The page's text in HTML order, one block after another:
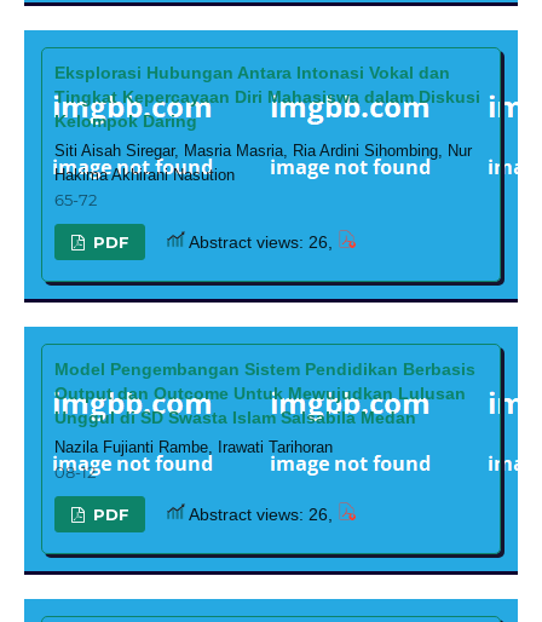
Eksplorasi Hubungan Antara Intonasi Vokal dan
Tingkat Kepercayaan Diri Mahasiswa dalam Diskusi
Kelompok Daring
Siti Aisah Siregar, Masria Masria, Ria Ardini Sihombing, Nur
Hakima Akhirani Nasution
65-72
PDF Abstract views: 26,
Model Pengembangan Sistem Pendidikan Berbasis
Output dan Outcome Untuk Mewujudkan Lulusan
Unggul di SD Swasta Islam Salsabila Medan
Nazila Fujianti Rambe, Irawati Tarihoran
08-12
PDF Abstract views: 26,